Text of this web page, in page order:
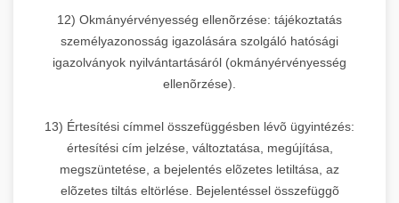
12) Okmányérvényesség ellenõrzése: tájékoztatás
személyazonosság igazolására szolgáló hatósági
igazolványok nyilvántartásáról (okmányérvényesség
ellenõrzése).
13) Értesítési címmel összefüggésben lévõ ügyintézés:
értesítési cím jelzése, változtatása, megújítása,
megszüntetése, a bejelentés elõzetes letiltása, az
elõzetes tiltás eltörlése. Bejelentéssel összefüggõ